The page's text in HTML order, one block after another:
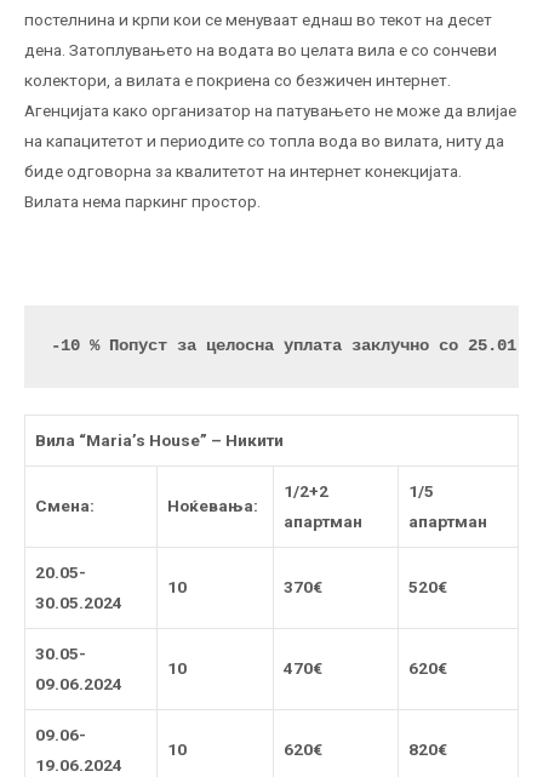
постелнина и крпи кои се менуваат еднаш во текот на десет
дена. Затоплувањето на водата во целата вила е со сончеви
колектори, а вилата е покриена со безжичен интернет.
Агенцијата како организатор на патувањето не може да влијае
на капацитетот и периодите со топла вода во вилата, ниту да
биде одговорна за квалитетот на интернет конекцијата.
Вилата нема паркинг простор.
-10 % Попуст за целосна уплата заклучно со
Вила “Maria’s House” – Никити
Смена: Ноќевања:
1/2+2
апартман
1/5
апартман
20.05-
30.05.2024
10 370€ 520€
30.05-
09.06.2024
10 470€ 620€
09.06-
19.06.2024
10 620€ 820€